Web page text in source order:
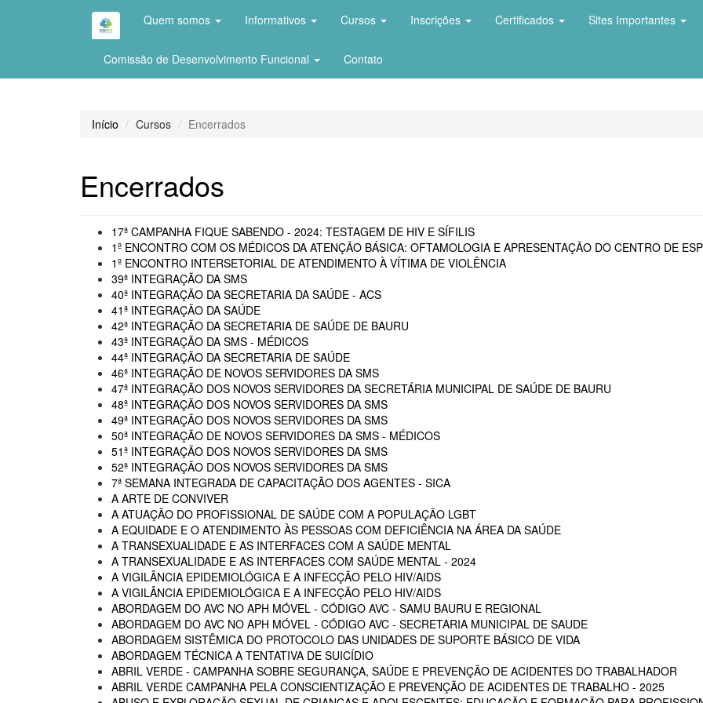
Quem somos Informativos Cursos Inscrições Certificados Sites Importantes
Comissão de Desenvolvimento Funcional Contato
Início Cursos Encerrados
Encerrados
17ª CAMPANHA FIQUE SABENDO - 2024: TESTAGEM DE HIV E SÍFILIS
1º ENCONTRO COM OS MÉDICOS DA ATENÇÃO BÁSICA: OFTAMOLOGIA E APRESENTAÇÃO DO CENTRO DE
1º ENCONTRO INTERSETORIAL DE ATENDIMENTO À VÍTIMA DE VIOLÊNCIA
39ª INTEGRAÇÃO DA SMS
40ª INTEGRAÇÃO DA SECRETARIA DA SAÚDE - ACS
41ª INTEGRAÇÃO DA SAÚDE
42ª INTEGRAÇÃO DA SECRETARIA DE SAÚDE DE BAURU
43ª INTEGRAÇÃO DA SMS - MÉDICOS
44ª INTEGRAÇÃO DA SECRETARIA DE SAÚDE
46ª INTEGRAÇÃO DE NOVOS SERVIDORES DA SMS
47ª INTEGRAÇÃO DOS NOVOS SERVIDORES DA SECRETÁRIA MUNICIPAL DE SAÚDE DE BAURU
48ª INTEGRAÇÃO DOS NOVOS SERVIDORES DA SMS
49ª INTEGRAÇÃO DOS NOVOS SERVIDORES DA SMS
50ª INTEGRAÇÃO DE NOVOS SERVIDORES DA SMS - MÉDICOS
51ª INTEGRAÇÃO DOS NOVOS SERVIDORES DA SMS
52ª INTEGRAÇÃO DOS NOVOS SERVIDORES DA SMS
7ª SEMANA INTEGRADA DE CAPACITAÇÃO DOS AGENTES - SICA
A ARTE DE CONVIVER
A ATUAÇÃO DO PROFISSIONAL DE SAÚDE COM A POPULAÇÃO LGBT
A EQUIDADE E O ATENDIMENTO ÀS PESSOAS COM DEFICIÊNCIA NA ÁREA DA SAÚDE
A TRANSEXUALIDADE E AS INTERFACES COM A SAÚDE MENTAL
A TRANSEXUALIDADE E AS INTERFACES COM SAÚDE MENTAL - 2024
A VIGILÂNCIA EPIDEMIOLÓGICA E A INFECÇÃO PELO HIV/AIDS
A VIGILÂNCIA EPIDEMIOLÓGICA E A INFECÇÃO PELO HIV/AIDS
ABORDAGEM DO AVC NO APH MÓVEL - CÓDIGO AVC - SAMU BAURU E REGIONAL
ABORDAGEM DO AVC NO APH MÓVEL - CÓDIGO AVC - SECRETARIA MUNICIPAL DE SAUDE
ABORDAGEM SISTÊMICA DO PROTOCOLO DAS UNIDADES DE SUPORTE BÁSICO DE VIDA
ABORDAGEM TÉCNICA A TENTATIVA DE SUICÍDIO
ABRIL VERDE - CAMPANHA SOBRE SEGURANÇA, SAÚDE E PREVENÇÃO DE ACIDENTES DO TRABALHADOR
ABRIL VERDE CAMPANHA PELA CONSCIENTIZAÇÃO E PREVENÇÃO DE ACIDENTES DE TRABALHO - 2025